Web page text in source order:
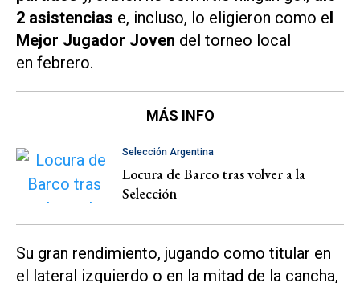
2 asistencias e, incluso, lo eligieron como el
Mejor Jugador Joven del torneo local
en febrero.
MÁS INFO
Selección Argentina
Locura de Barco tras volver a la
Selección
Su gran rendimiento, jugando como titular en
el lateral izquierdo o en la mitad de la cancha,